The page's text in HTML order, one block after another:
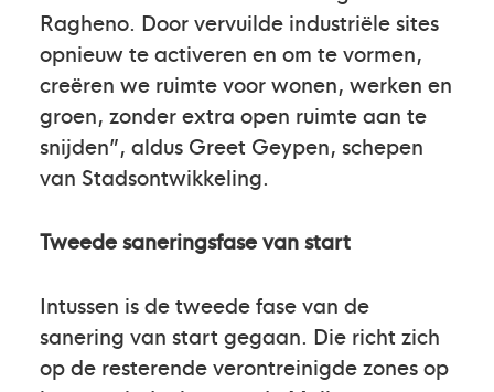
Ragheno. Door vervuilde industriële sites
opnieuw te activeren en om te vormen,
creëren we ruimte voor wonen, werken en
groen, zonder extra open ruimte aan te
snijden”, aldus Greet Geypen, schepen
van Stadsontwikkeling.
Tweede saneringsfase van start
Intussen is de tweede fase van de
sanering van start gegaan. Die richt zich
op de resterende verontreinigde zones op